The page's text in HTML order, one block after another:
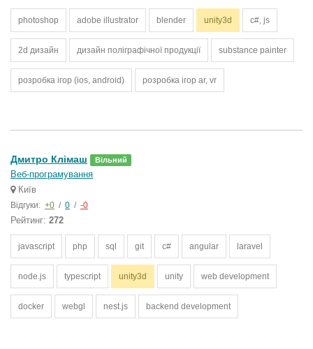
photoshop adobe illustrator blender unity3d c#, js
2d дизайн дизайн поліграфічної продукції substance painter
розробка ігор (ios, android) розробка ігор ar, vr
Дмитро Клімаш Вільний
Веб-програмування
Київ
Відгуки: +0 / 0 / -0
Рейтинг: 272
javascript php sql git c# angular laravel
node.js typescript unity3d unity web development
docker webgl nest.js backend development